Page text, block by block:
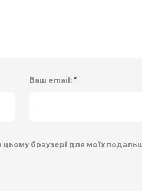
Ваш email: *
браузері для моїх